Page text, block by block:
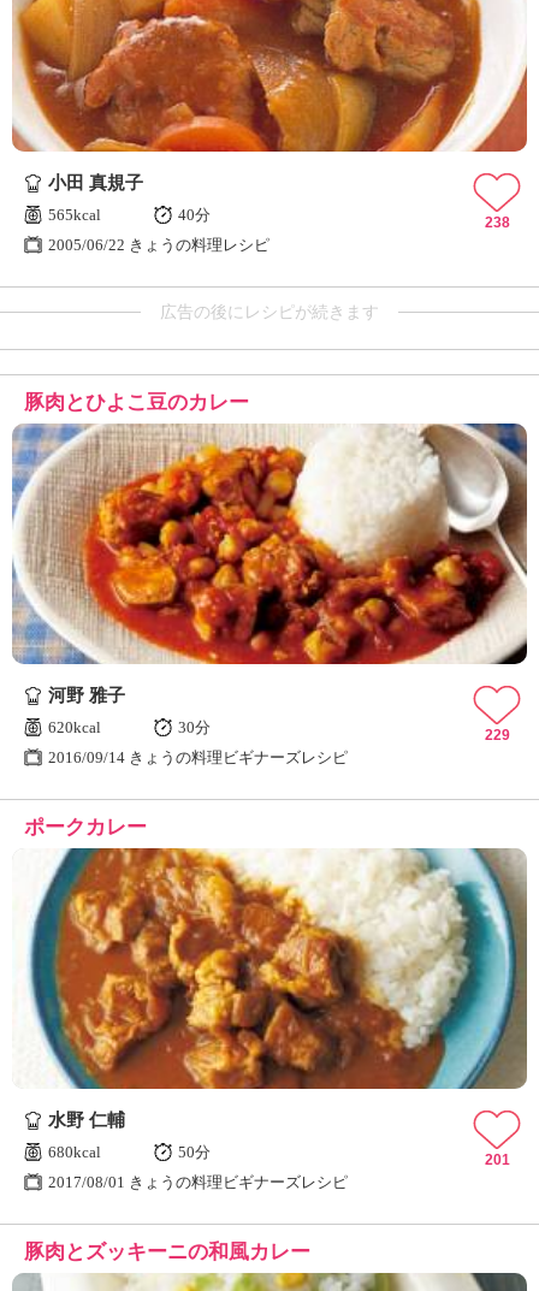
小田 真規子
565kcal
40分
2005/06/22 きょうの料理レシピ
238
広告の後にレシピが続きます
豚肉とひよこ豆のカレー
河野 雅子
620kcal
30分
2016/09/14 きょうの料理ビギナーズレシピ
229
ポークカレー
水野 仁輔
680kcal
50分
2017/08/01 きょうの料理ビギナーズレシピ
201
豚肉とズッキーニの和風カレー